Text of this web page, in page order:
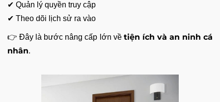
✔ Quản lý quyền truy cập
✔ Theo dõi lịch sử ra vào
👉 Đây là bước nâng cấp lớn về tiện ích và an ninh cá
nhân.